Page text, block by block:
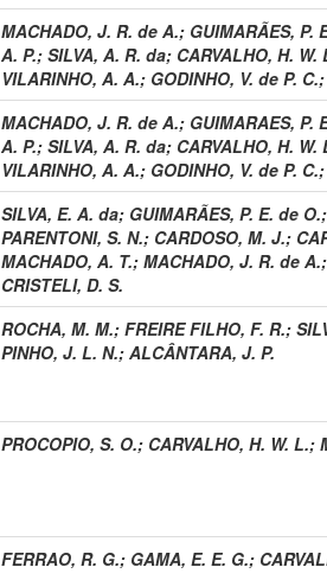
MACHADO, J. R. de A.; GUIMARÃES, P.
A. P.; SILVA, A. R. da; CARVALHO, H. W.
VILARINHO, A. A.; GODINHO, V. de P. C.;
MACHADO, J. R. de A.; GUIMARAES, P.
A. P.; SILVA, A. R. da; CARVALHO, H. W.
VILARINHO, A. A.; GODINHO, V. de P. C.;
SILVA, E. A. da; GUIMARÃES, P. E. de O.;
PARENTONI, S. N.; CARDOSO, M. J.;
MACHADO, A. T.; MACHADO, J. R. de A.;
CRISTELI, D. S.
ROCHA, M. M.; FREIRE FILHO, F. R.;
PINHO, J. L. N.; ALCÂNTARA, J. P.
PROCOPIO, S. O.; CARVALHO, H. W. L.;
FERRAO, R. G.; GAMA, E. E. G.;